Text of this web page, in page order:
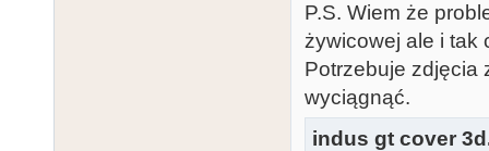
P.S. Wiem że
żywicowej ale i tak
Potrzebuje zdjęcia
wyciągnąć.
indus gt cover